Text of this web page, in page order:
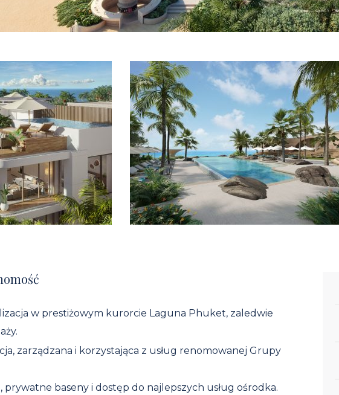
w prestiżowym kurorcie Laguna Phuket, zaledwie
zarządzana i korzystająca z usług renomowanej Grupy
prywatne baseny i dostęp do najlepszych usług ośrodka.